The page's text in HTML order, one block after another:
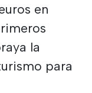
en
la
para